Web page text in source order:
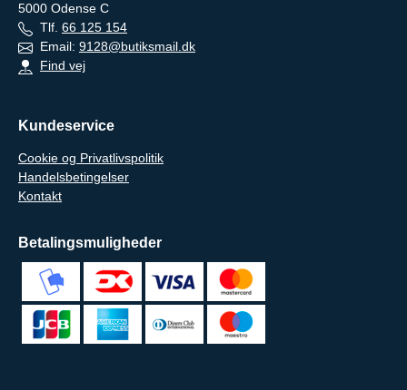
5000 Odense C
Tlf. 66 125 154
Email: 9128@butiksmail.dk
Find vej
Kundeservice
Cookie og Privatlivspolitik
Handelsbetingelser
Kontakt
Betalingsmuligheder